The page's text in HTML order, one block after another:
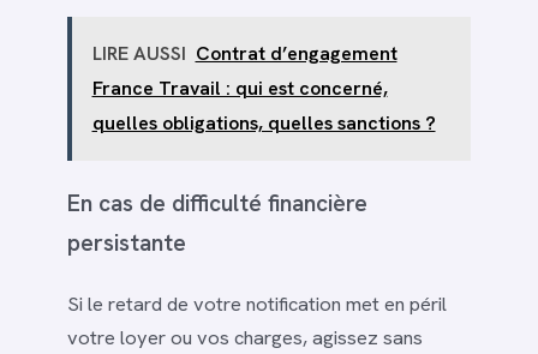
LIRE AUSSI Contrat d’engagement
France Travail : qui est concerné,
quelles obligations, quelles sanctions ?
En cas de difficulté financière
persistante
Si le retard de votre notification met en péril
votre loyer ou vos charges, agissez sans